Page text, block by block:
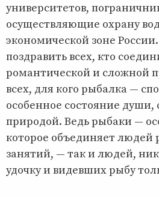
университетов,
осуществляющие охрану
экономической зоне
поздравить всех, кто
романтической и сложной
всех, для кого рыбалка —
особенное состояние души,
природой. Ведь рыбаки —
которое объединяет людей
занятий, — так и людей,
удочку и видевших рыбу